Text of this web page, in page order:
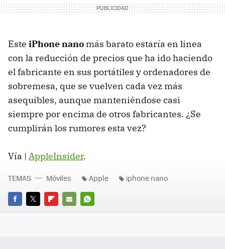
Este iPhone nano más barato estaría en linea
con la reducción de precios que ha ido haciendo
el fabricante en sus portátiles y ordenadores de
sobremesa, que se vuelven cada vez más
asequibles, aunque manteniéndose casi
siempre por encima de otros fabricantes. ¿Se
cumplirán los rumores esta vez?
Vía | AppleInsider.
FACEBOOK
TWITTERFLIPBOARD
E-
WHATSAPP
TEMAS Móviles Apple iphone nano